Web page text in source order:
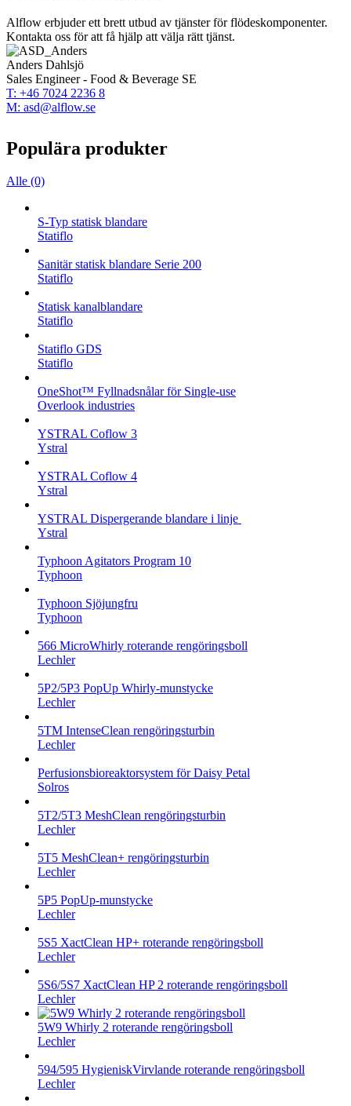
Alflow erbjuder ett brett utbud av tjänster för flödeskomponenter.
Kontakta oss för att få hjälp att välja rätt tjänst.
Anders Dahlsjö
Sales Engineer - Food & Beverage SE
T: +46 7024 2236 8
M: asd@alflow.se
Populära produkter
Alle (0)
S-Typ statisk blandare
Statiflo
Sanitär statisk blandare Serie 200
Statiflo
Statisk kanalblandare
Statiflo
Statiflo GDS
Statiflo
OneShot™ Fyllnadsnålar för Single-use
Overlook industries
YSTRAL Coflow 3
Ystral
YSTRAL Coflow 4
Ystral
YSTRAL Dispergerande blandare i linje ‍‍
Ystral
Typhoon Agitators Program 10
Typhoon
Typhoon Sjöjungfru
Typhoon
566 MicroWhirly roterande rengöringsboll
Lechler
5P2/5P3 PopUp Whirly-munstycke
Lechler
5TM IntenseClean rengöringsturbin
Lechler
Perfusionsbioreaktorsystem för Daisy Petal
Solros
5T2/5T3 MeshClean rengöringsturbin
Lechler
5T5 MeshClean+ rengöringsturbin
Lechler
5P5 PopUp-munstycke
Lechler
5S5 XactClean HP+ roterande rengöringsboll
Lechler
5S6/5S7 XactClean HP 2 roterande rengöringsboll
Lechler
5W9 Whirly 2 roterande rengöringsboll
Lechler
594/595 HygieniskVirvlande roterande rengöringsboll
Lechler